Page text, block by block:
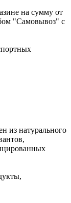
на сумму от
"Самовывоз" с
из натурального